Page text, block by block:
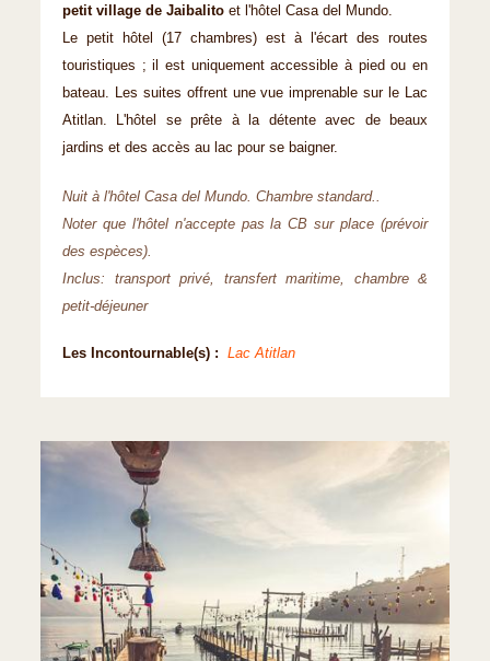
petit village de Jaibalito et l'hôtel Casa del Mundo.
Le petit hôtel (17 chambres) est à l'écart des routes
touristiques ; il est uniquement accessible à pied ou en
bateau. Les suites offrent une vue imprenable sur le Lac
Atitlan. L'hôtel se prête à la détente avec de beaux
jardins et des accès au lac pour se baigner.
Nuit à l'hôtel Casa del Mundo. Chambre standard..
Noter que l'hôtel n'accepte pas la CB sur place (prévoir
des espèces).
Inclus: transport privé, transfert maritime, chambre &
petit-déjeuner
Les Incontournable(s) : Lac Atitlan